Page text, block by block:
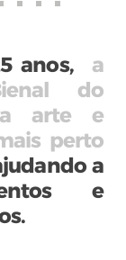
anos, a
do
arte e
perto
a
e